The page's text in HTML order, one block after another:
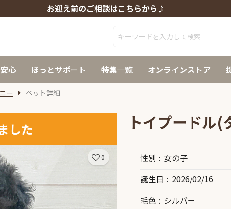
お迎え前のご相談はこちらから♪
心 ほっとサポート 特集一覧 オンラインストア
ー ペット詳細
した
0
トイプードル(
性別
女の子
誕生日
2026/02/16
毛色
シルバー